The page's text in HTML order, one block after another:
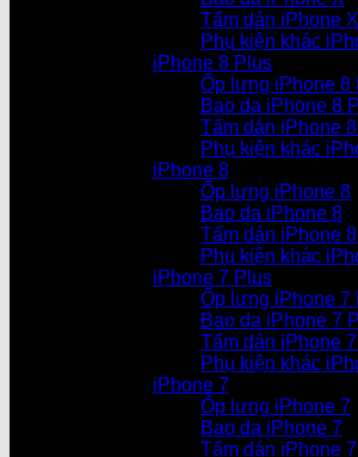
Tấm dán iPhone X
Phụ kiện khác
iPhone 8 Plus
Ốp lưng iPhone 8
Bao da iPhone 8
Tấm dán iPhone
Phụ kiện khác
iPhone 8
Ốp lưng iPhone 8
Bao da iPhone 8
Tấm dán iPhone 8
Phụ kiện khác
iPhone 7 Plus
Ốp lưng iPhone 7
Bao da iPhone 7
Tấm dán iPhone
Phụ kiện khác
iPhone 7
Ốp lưng iPhone 7
Bao da iPhone 7
Tấm dán iPhone 7